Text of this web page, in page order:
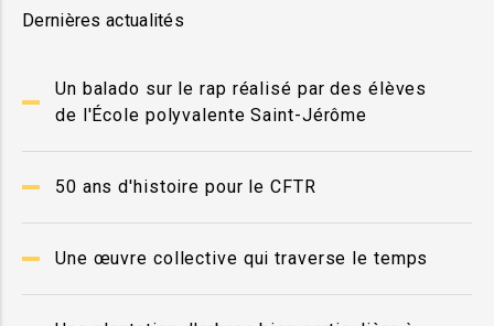
Dernières actualités
Un balado sur le rap réalisé par des élèves
de l'École polyvalente Saint-Jérôme
50 ans d'histoire pour le CFTR
Une œuvre collective qui traverse le temps